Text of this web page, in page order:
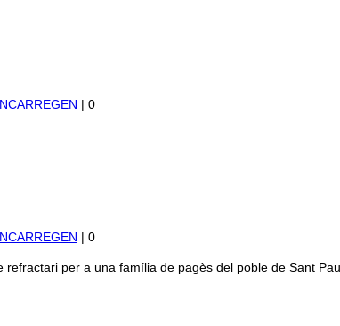
| 0
| 0
per a una família de pagès del poble de Sant